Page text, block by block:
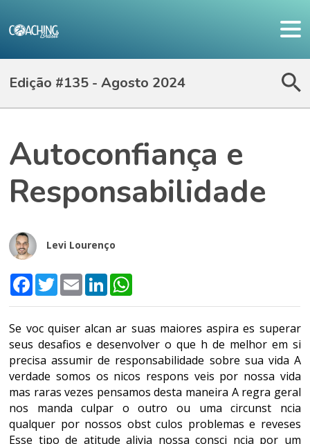
Edição #135 - Agosto 2024
Autoconfiança e
Responsabilidade
Levi Lourenço
Facebook
TwitterEmail LinkedIn
Se voc quiser alcan ar suas maiores aspira es superar
seus desafios e desenvolver o que h de melhor em si
precisa assumir de responsabilidade sobre sua vida A
verdade somos os nicos respons veis por nossa vida
mas raras vezes pensamos desta maneira A regra geral
nos manda culpar o outro ou uma circunst ncia
qualquer por nossos obst culos problemas e reveses
Esse tipo de atitude alivia nossa consci ncia por um